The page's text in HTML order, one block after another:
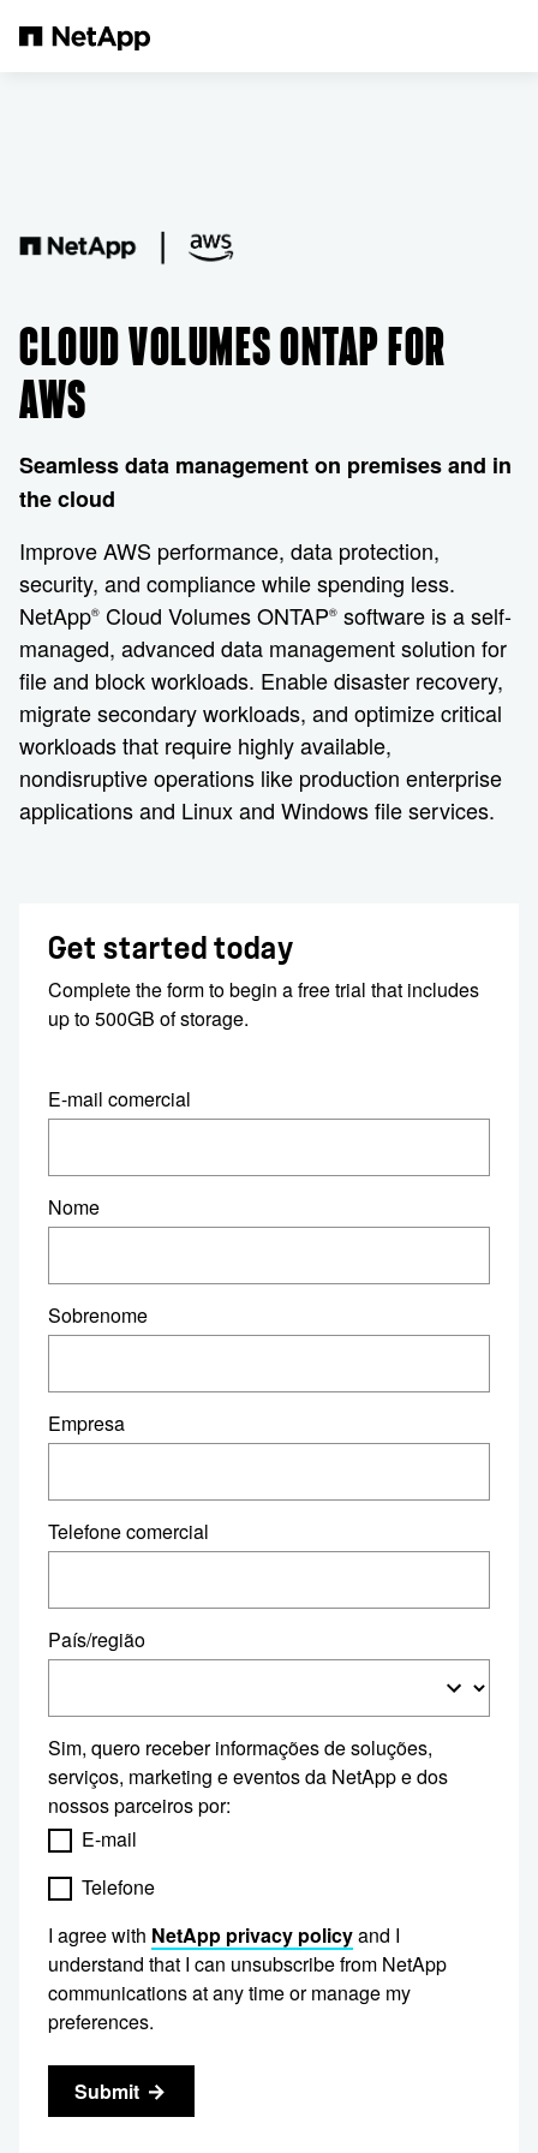
CLOUD VOLUMES ONTAP FOR
AWS
Seamless data management on premises and in
the cloud
Improve AWS performance, data protection,
security, and compliance while spending less.
NetApp® Cloud Volumes ONTAP® software is a self-
managed, advanced data management solution for
file and block workloads. Enable disaster recovery,
migrate secondary workloads, and optimize critical
workloads that require highly available,
nondisruptive operations like production enterprise
applications and Linux and Windows file services.
Get started today
Complete the form to begin a free trial that includes
up to 500GB of storage.
E-mail comercial
Nome
Sobrenome
Empresa
Telefone comercial
País/região
Sim, quero receber informações de soluções,
serviços, marketing e eventos da NetApp e dos
nossos parceiros por:
E-mail
Telefone
I agree with NetApp privacy policyand I
understand that I can unsubscribe from NetApp
communications at any time or manage my
preferences.
Submit